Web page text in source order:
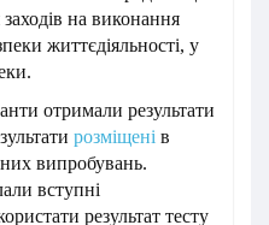
на виконання
життєдіяльності, у
отримали результати
розміщені в
випробувань.
вступні
результат тесту